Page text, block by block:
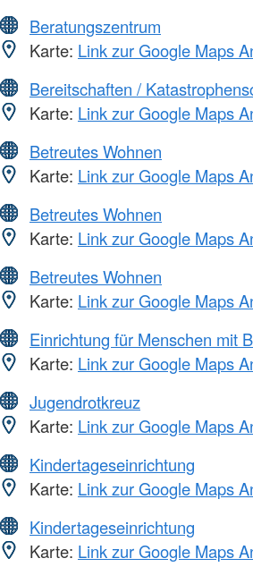
Beratungszentrum
Karte: Link zur Google Maps
Bereitschaften /
Karte: Link zur Google Maps
Betreutes Wohnen
Karte: Link zur Google Maps
Betreutes Wohnen
Karte: Link zur Google Maps
Betreutes Wohnen
Karte: Link zur Google Maps
Einrichtung für Menschen mit
Karte: Link zur Google Maps
Jugendrotkreuz
Karte: Link zur Google Maps
Kindertageseinrichtung
Karte: Link zur Google Maps
Kindertageseinrichtung
Karte: Link zur Google Maps